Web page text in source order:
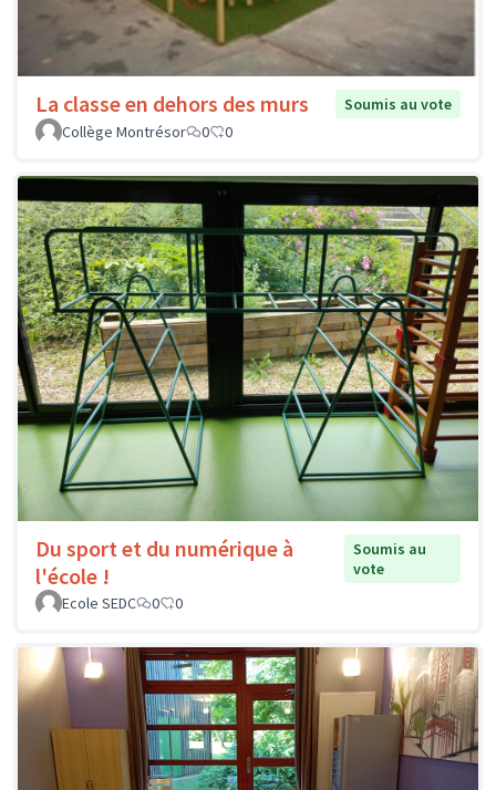
La classe en dehors des murs
Soumis au vote
Collège Montrésor
0 0
Du sport et du numérique à
l'école !
Soumis au
vote
Ecole SEDC
0 0